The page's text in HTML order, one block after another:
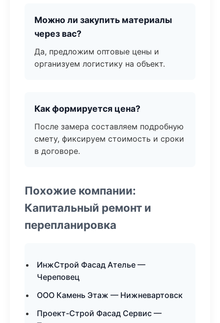
Можно ли закупить материалы
через вас?
Да, предложим оптовые цены и
организуем логистику на объект.
Как формируется цена?
После замера составляем подробную
смету, фиксируем стоимость и сроки
в договоре.
Похожие компании:
Капитальный ремонт и
перепланировка
ИнжСтрой Фасад Ателье —
Череповец
ООО Камень Этаж — Нижневартовск
Проект-Строй Фасад Сервис —